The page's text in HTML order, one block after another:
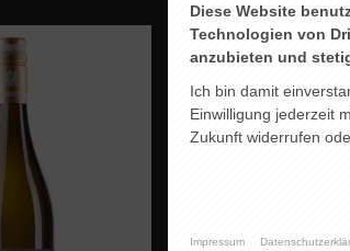
Diese Website
Technologien von
anzubieten und
Ich bin damit
Einwilligung jederzeit
Zukunft widerrufen
Impressum